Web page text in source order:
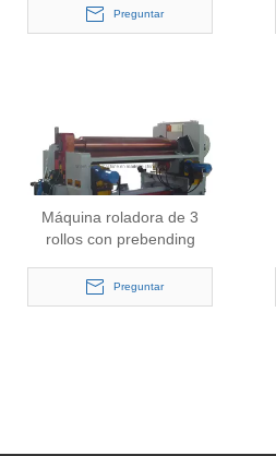
Preguntar
Máquina roladora de 3
rollos con prebending
Preguntar